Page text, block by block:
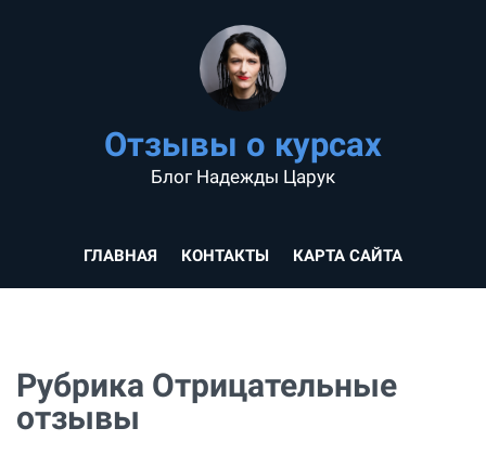
Отзывы о курсах
Блог Надежды Царук
ГЛАВНАЯ КОНТАКТЫ КАРТА САЙТА
Рубрика Отрицательные
отзывы